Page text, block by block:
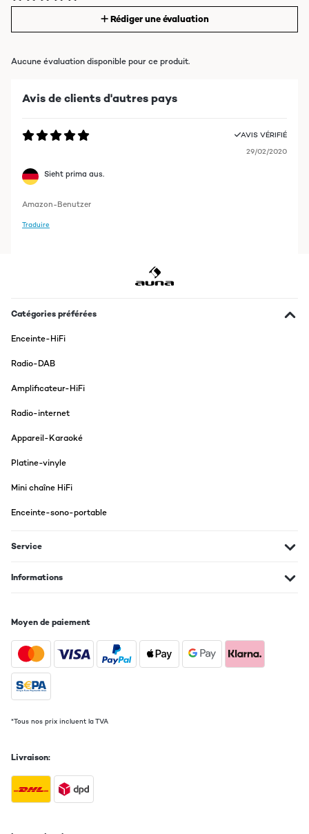
Rédiger une évaluation
Aucune évaluation disponible pour ce produit.
Avis de clients d'autres pays
AVIS VÉRIFIÉ
29/02/2020
Sieht prima aus.
Amazon-Benutzer
Traduire
Catégories préférées
Enceinte-HiFi
Radio-DAB
Amplificateur-HiFi
Radio-internet
Appareil-Karaoké
Platine-vinyle
Mini chaîne HiFi
Enceinte-sono-portable
Service
Informations
Moyen de paiement
*Tous nos prix incluent la TVA
Livraison: